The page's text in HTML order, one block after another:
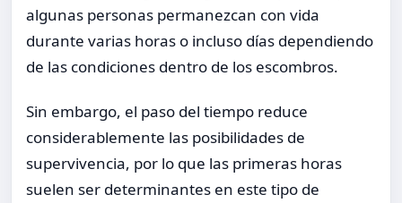
algunas personas permanezcan con vida
durante varias horas o incluso días dependiendo
de las condiciones dentro de los escombros.
Sin embargo, el paso del tiempo reduce
considerablemente las posibilidades de
supervivencia, por lo que las primeras horas
suelen ser determinantes en este tipo de